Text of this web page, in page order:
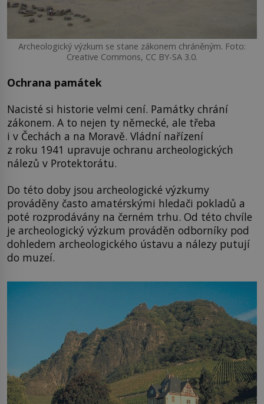
Archeologický výzkum se stane zákonem chráněným. Foto:
Creative Commons, CC BY-SA 3.0.
Ochrana památek
Nacisté si historie velmi cení. Památky chrání
zákonem. A to nejen ty německé, ale třeba
i v Čechách a na Moravě. Vládní nařízení
z roku 1941 upravuje ochranu archeologických
nálezů v Protektorátu.
Do této doby jsou archeologické výzkumy
prováděny často amatérskými hledači pokladů a
poté rozprodávány na černém trhu. Od této chvíle
je archeologický výzkum prováděn odborníky pod
dohledem archeologického ústavu a nálezy putují
do muzeí.